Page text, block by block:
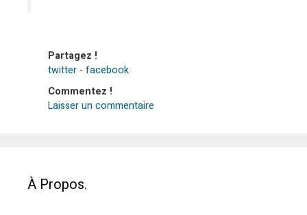
Partagez !
twitter - facebook
Commentez !
Laisser un commentaire
À Propos.